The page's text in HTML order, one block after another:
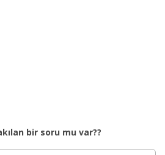
bir soru mu var??